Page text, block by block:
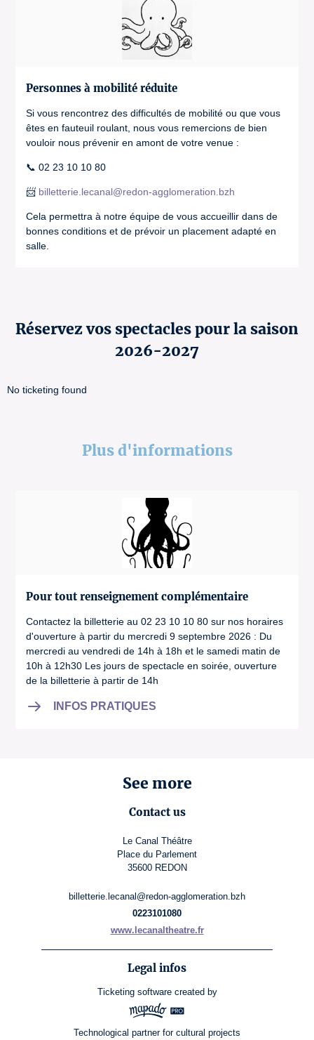
Réservez vos spectacles pour la saison
2026-2027
No ticketing found
Plus d'informations
Pour tout renseignement complémentaire
Contactez la billetterie au 02 23 10 10 80 sur nos horaires
d'ouverture à partir du mercredi 9 septembre 2026 : Du
mercredi au vendredi de 14h à 18h et le samedi matin de
10h à 12h30 Les jours de spectacle en soirée, ouverture
de la billetterie à partir de 14h
INFOS PRATIQUES
Personnes à mobilité réduite
Si vous rencontrez des difficultés de mobilité ou que vous
êtes en fauteuil roulant, nous vous remercions de bien
vouloir nous prévenir en amont de votre venue :
📞 02 23 10 10 80
📨 billetterie.lecanal@redon-agglomeration.bzh
Cela permettra à notre équipe de vous accueillir dans de
bonnes conditions et de prévoir un placement adapté en
salle.
See more
Contact us
Le Canal Théâtre
Place du Parlement
35600 REDON
billetterie.lecanal@redon-agglomeration.bzh
0223101080
www.lecanaltheatre.fr
Legal infos
Ticketing software created by
Technological partner for cultural projects